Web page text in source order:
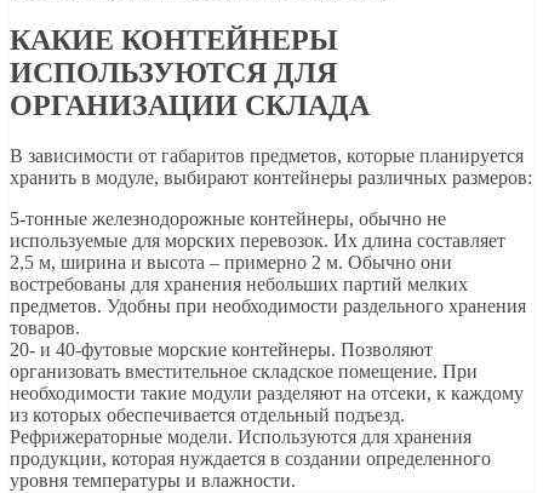
КАКИЕ КОНТЕЙНЕРЫ
ИСПОЛЬЗУЮТСЯ ДЛЯ
ОРГАНИЗАЦИИ СКЛАДА
В зависимости от габаритов предметов, которые планируется
хранить в модуле, выбирают контейнеры различных размеров:
5-тонные железнодорожные контейнеры, обычно не
используемые для морских перевозок. Их длина составляет
2,5 м, ширина и высота – примерно 2 м. Обычно они
востребованы для хранения небольших партий мелких
предметов. Удобны при необходимости раздельного хранения
товаров.
20- и 40-футовые морские контейнеры. Позволяют
организовать вместительное складское помещение. При
необходимости такие модули разделяют на отсеки, к каждому
из которых обеспечивается отдельный подъезд.
Рефрижераторные модели. Используются для хранения
продукции, которая нуждается в создании определенного
уровня температуры и влажности.